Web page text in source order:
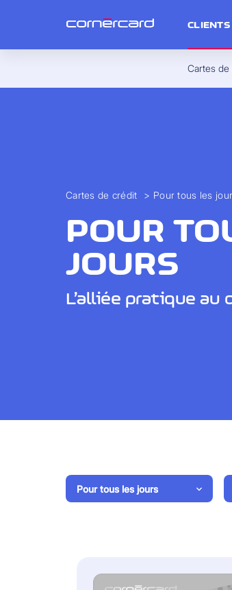
Cartes de crédit > Pour tous les
POUR
JOURS
L’alliée pratique au
Pour tous les jours
Cartes de